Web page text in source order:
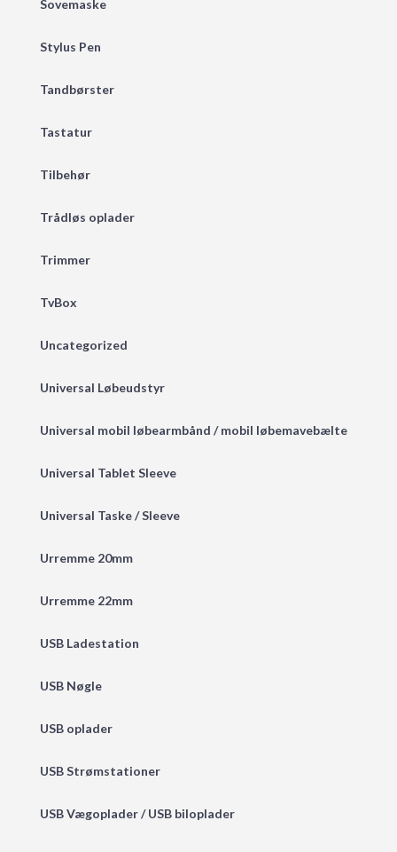
Sovemaske
Stylus Pen
Tandbørster
Tastatur
Tilbehør
Trådløs oplader
Trimmer
TvBox
Uncategorized
Universal Løbeudstyr
Universal mobil løbearmbånd / mobil løbemavebælte
Universal Tablet Sleeve
Universal Taske / Sleeve
Urremme 20mm
Urremme 22mm
USB Ladestation
USB Nøgle
USB oplader
USB Strømstationer
USB Vægoplader / USB biloplader